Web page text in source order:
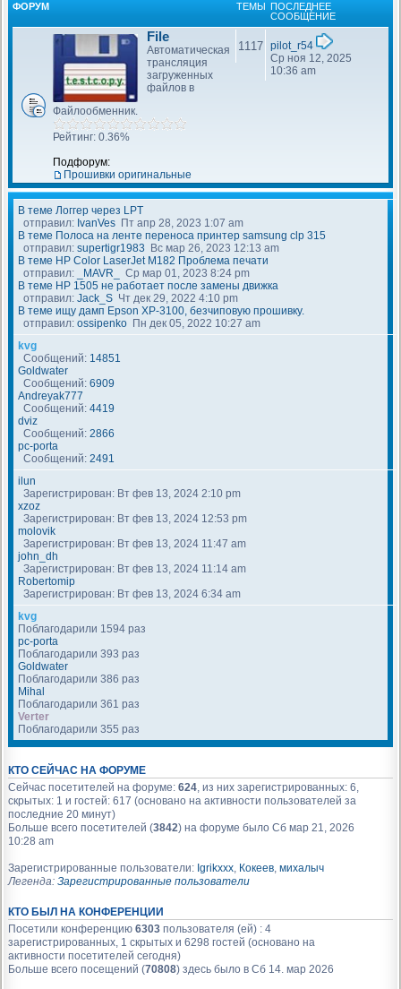
ФОРУМ ТЕМЫ ПОСЛЕДНЕЕ
СООБЩЕНИЕ
File
Автоматическая
трансляция
загруженных
файлов в
Файлообменник.
Рейтинг: 0.36%
Подфорум:
Прошивки оригинальные
1117
pilot_r54
Ср ноя 12, 2025
10:36 am
В теме Логгер через LPT
отправил: IvanVes Пт апр 28, 2023 1:07 am
В теме Полоса на ленте переноса принтер samsung clp 315
отправил: supertigr1983 Вс мар 26, 2023 12:13 am
В теме HP Color LaserJet M182 Проблема печати
отправил:
_MAVR_
Ср мар 01, 2023 8:24 pm
В теме НР 1505 не работает после замены движка
отправил: Jack_S Чт дек 29, 2022 4:10 pm
В теме ищу дамп Epson XP-3100, безчиповую прошивку.
отправил: ossipenko Пн дек 05, 2022 10:27 am
kvg
Сообщений: 14851
Goldwater
Сообщений: 6909
Andreyak777
Сообщений: 4419
dviz
Сообщений: 2866
pc-porta
Сообщений: 2491
ilun
Зарегистрирован: Вт фев 13, 2024 2:10 pm
xzoz
Зарегистрирован: Вт фев 13, 2024 12:53 pm
molovik
Зарегистрирован: Вт фев 13, 2024 11:47 am
john_dh
Зарегистрирован: Вт фев 13, 2024 11:14 am
Robertomip
Зарегистрирован: Вт фев 13, 2024 6:34 am
kvg
Поблагодарили 1594 раз
pc-porta
Поблагодарили 393 раз
Goldwater
Поблагодарили 386 раз
Mihal
Поблагодарили 361 раз
Verter
Поблагодарили 355 раз
КТО СЕЙЧАС НА ФОРУМЕ
Сейчас посетителей на форуме: 624, из них зарегистрированных: 6,
скрытых: 1 и гостей: 617 (основано на активности пользователей за
последние 20 минут)
Больше всего посетителей (3842) на форуме было Сб мар 21, 2026
10:28 am
Зарегистрированные пользователи: Igrikxxx, Кокеев, михалыч
Легенда: Зарегистрированные пользователи
КТО БЫЛ НА КОНФЕРЕНЦИИ
Посетили конференцию 6303пользователя (ей) : 4
зарегистрированных, 1 скрытых и 6298 гостей (основано на
активности посетителей сегодня)
Больше всего посещений (70808) здесь было в Сб 14. мар 2026